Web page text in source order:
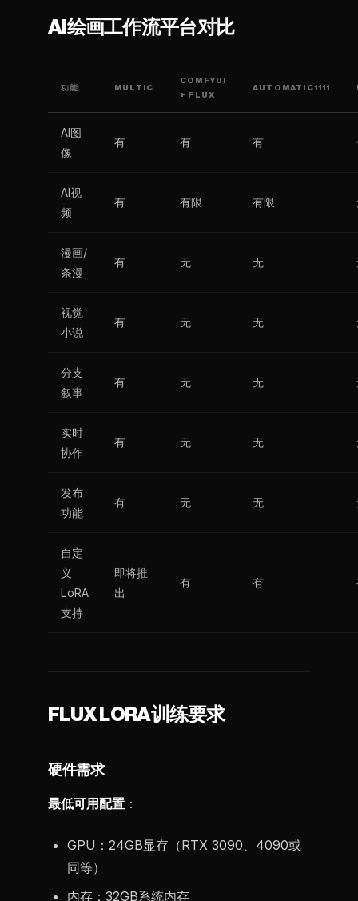
AI绘画工作流平台对比
功能 MULTIC
COMFYUI
+ FLUX
AUTOMATIC1111
AI图
像
有 有 有
AI视
频
有 有限 有限
漫画/
条漫
有 无 无
视觉
小说
有 无 无
分支
叙事
有 无 无
实时
协作
有 无 无
发布
功能
有 无 无
自定
义
LoRA
支持
即将推
出
有 有
FLUX LORA训练要求
硬件需求
最低可用配置 ：
GPU：24GB显存（RTX 3090、4090或
同等）
内存：32GB系统内存